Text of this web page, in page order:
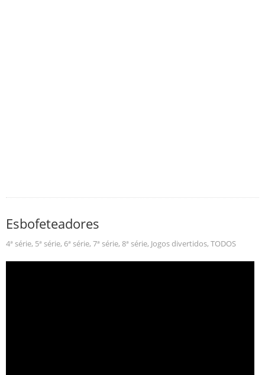
Esbofeteadores
4ª série, 5ª série, 6ª série, 7ª série, 8ª série, Jogos divertidos, TODOS